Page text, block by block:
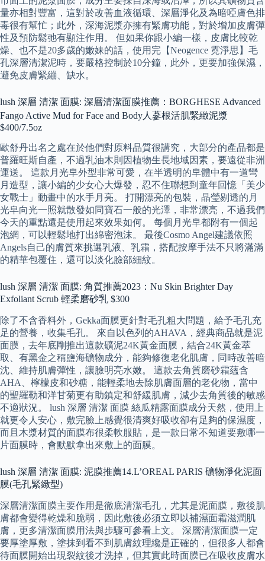
量亦相對豐富，這對於改善血液循環、深層淨化及為暗啞膚色排
毒很有幫忙；此外，深海泥漿亦擁有緊膚功能，對於增加皮膚彈
性及預防鬆弛有顯注作用。 但如果你跟小編一樣，皮膚比較乾
燥、也不是20多歲的嫩妹的話，使用完【Neogence 霓淨思】毛
孔深層清潔泥時，要嚴格控制於10分鐘，此外，更要加強保濕，
避免皮膚緊繃、缺水。
lush 深層 清潔 面膜: 深層清潔面膜推薦：BORGHESE Advanced
Fango Active Mud for Face and Body人蔘根活肌緊緻泥漿
$400/7.5oz
歐舒丹出名之處在於他們對原料品質很講究，大部分的產品都是
普羅旺斯自產，不過乳油木則因植物生長地域因素，要遠從非洲
運送。 這款月光皁外型非常可愛，在半透明的皁體中有一道彎
月造型，讓小編的少女心大爆發，忍不住聯想到童年回憶「美少
女戰士」動畫中的水手月亮。 打開漂亮的包裝，晶瑩剔透的月
光皁向光一照就散發如同寶石一般的光澤，非常漂亮，不過我們
今天的重點還是使用起來效果如何。 每個月光皁都附有一個起
泡網，可以輕鬆地打出綿密泡沫。 最後Cosmo Angel建議依照
Angels自己的膚質來挑選乳液、乳霜，搭配按摩手法不只將滿滿
的精華包覆住，還可以淡化臉部細紋。
lush 深層 清潔 面膜: 角質推薦2023：Nu Skin Brighter Day
Exfoliant Scrub 輕柔磨砂乳 $300
除了不含香料外，Gekka面膜更針對毛孔粗大問題，給予毛孔充
足的營養，收集毛孔。 來自以色列的AHAVA，經典商品就是泥
面膜，去年底剛推出這款礦泥24K黃金面膜，結合24K黃金萃
取、有黑金之稱鹽海礦物成分，能夠修復老化肌膚，同時改善暗
沈、維持肌膚彈性，讓臉明亮水嫩。 這款去角質磨砂霜蘊含
AHA、檸檬皮和砂糖，能輕柔地去除肌膚面層的老化物，當中
的聖羅勒和洋甘菊更有助鎮定和舒緩肌膚，減少去角質後的敏感
不適狀況。 lush 深層 清潔 面膜 絲瓜精露面膜成分天然，使用上
就更令人安心，敷完臉上感覺很清爽好吸收卻有足夠的保濕度，
而且木漿材質的面膜布很柔軟服貼，是一款日常不知道要敷哪一
片面膜時，會默默拿出來敷上的面膜。
lush 深層 清潔 面膜: 泥膜推薦14.L’OREAL PARIS 礦物淨化泥面
膜(毛孔緊緻型)
深層清潔面膜主要作用是徹底清潔毛孔，尤其是泥面膜，敷後肌
膚都會變得乾燥和脆弱，因此敷後必須立即以補濕面霜滋潤肌
膚，更多清潔面膜用法與步驟可參看上文。 深層清潔面膜一定
要厚塗厚敷，塗抹到看不到肌膚紋理纔是正確的，但很多人都會
待面膜開始出現裂紋後才洗掉，但其實此時面膜已在吸收皮膚水